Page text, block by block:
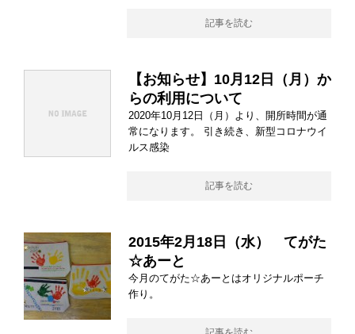
記事を読む
【お知らせ】10月12日（月）か
らの利用について
2020年10月12日（月）より、開所時間が通
常になります。 引き続き、新型コロナウイ
ルス感染
記事を読む
2015年2月18日（水） てがた
☆あーと
今月のてがた☆あーとはオリジナルポーチ
作り。